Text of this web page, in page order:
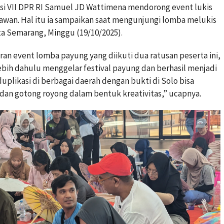
VII DPR RI Samuel JD Wattimena mendorong event lukis
Hal itu ia sampaikan saat mengunjungi lomba melukis
Semarang, Minggu (19/10/2025).
event lomba payung yang diikuti dua ratusan peserta ini,
dahulu menggelar festival payung dan berhasil menjadi
di berbagai daerah dengan bukti di Solo bisa
gotong royong dalam bentuk kreativitas,” ucapnya.